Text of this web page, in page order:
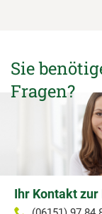
Sie
Fragen?
Ihr Kontakt